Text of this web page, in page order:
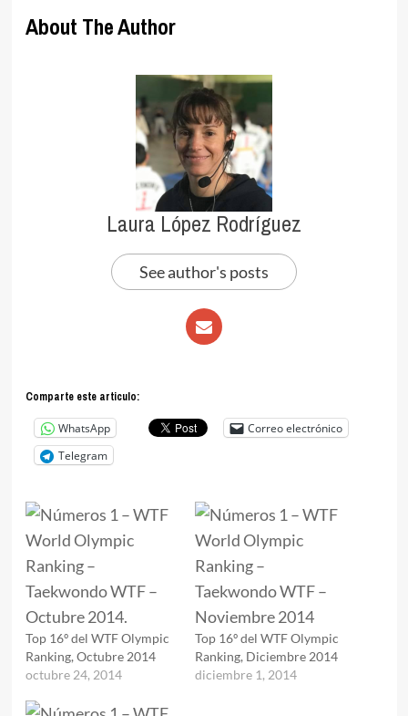
About The Author
Laura López Rodríguez
See author's posts
Comparte este articulo:
WhatsApp
Correo electrónico
Telegram
Top 16º del WTF Olympic
Ranking, Octubre 2014
octubre 24, 2014
Top 16º del WTF Olympic
Ranking, Diciembre 2014
diciembre 1, 2014